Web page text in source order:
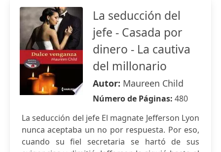
La seducción del
jefe - Casada por
dinero - La cautiva
del millonario
Autor: Maureen Child
Número de Páginas: 480
La seducción del jefe El magnate Jefferson Lyon
nunca aceptaba un no por respuesta. Por eso,
cuando su fiel secretaria se hartó de sus